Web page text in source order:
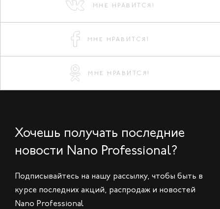
МНЕ НРАВИТСЯ!
МНЕ НРАВИТСЯ!
МНЕ НРАВИТСЯ!
Хочешь получать последние
новости Nano Professional?
Подписывайтесь на нашу рассылку, чтобы быть в
курсе последних акций, распродаж и новостей
Nano Professional